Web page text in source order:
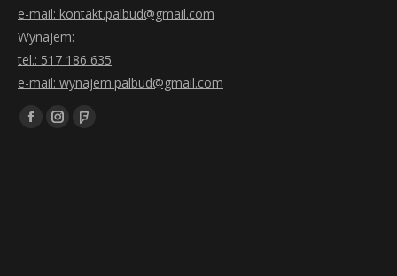
e-mail: kontakt.palbud@gmail.com
Wynajem:
tel.: 517 186 635
e-mail: wynajem.palbud@gmail.com
Znajdź nas na:
Facebook
InstagramFoursquare